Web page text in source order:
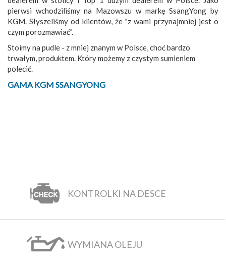
pierwsi wchodziliśmy na Mazowszu w markę SsangYong by
KGM. Słyszeliśmy od klientów, że "z wami przynajmniej jest o
czym porozmawiać".
Stoimy na pudle - z mniej znanym w Polsce, choć bardzo
trwałym, produktem. Który możemy z czystym sumieniem
polecić.
GAMA KGM SSANGYONG
KONTROLKI NA DESCE
WYMIANA OLEJU